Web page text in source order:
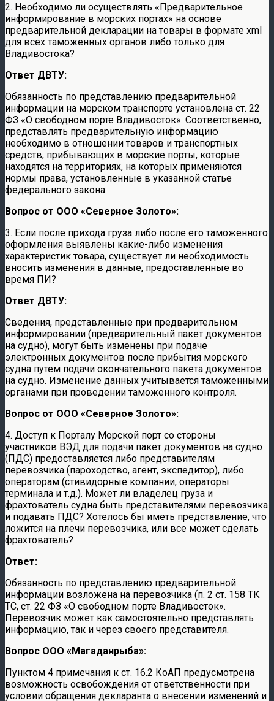
2. Необходимо ли осуществлять «Предварительное
информирование в морских портах» на основе
предварительной декларации на товары в формате xml
для всех таможенных органов либо только для
Владивостока?
Ответ ДВТУ:
Обязанность по представлению предварительной
информации на морском транспорте установлена ст. 22
ФЗ «О свободном порте Владивосток». Соответственно,
представлять предварительную информацию
необходимо в отношении товаров и транспортных
средств, прибывающих в морские порты, которые
находятся на территориях, на которых применяются
нормы права, установленные в указанной статье
федерального закона.
Вопрос от ООО «Северное Золото»:
3. Если после прихода груза либо после его таможенного
оформления выявлены какие-либо изменения
характеристик товара, существует ли необходимость
вносить изменения в данные, предоставленные во
время ПИ?
Ответ ДВТУ:
Сведения, представленные при предварительном
информировании (предварительный пакет документов
на судно), могут быть изменены при подаче
электронных документов после прибытия морского
судна путем подачи окончательного пакета документов
на судно. Изменение данных учитывается таможенными
органами при проведении таможенного контроля.
Вопрос от ООО «Северное Золото»:
4. Доступ к Порталу Морской порт со стороны
участников ВЭД для подачи пакет документов на судно
(ПДС) предоставляется либо представителям
перевозчика (пароходство, агент, экспедитор), либо
операторам (стивидорные компании, операторы
терминала и т.д.). Может ли владелец груза и
фрахтователь судна быть представителями перевозчика
и подавать ПДС? Хотелось бы иметь представление, что
ложится на плечи перевозчика, или все может сделать
фрахтователь?
Ответ:
Обязанность по представлению предварительной
информации возложена на перевозчика (п. 2 ст. 158 ТК
ТС, ст. 22 ФЗ «О свободном порте Владивосток».
Перевозчик может как самостоятельно представлять
информацию, так и через своего представителя.
Вопрос ООО «Магаданрыба»:
Пунктом 4 примечания к ст. 16.2 КоАП предусмотрена
возможность освобождения от ответственности при
условии обращения декларанта о внесении изменений и